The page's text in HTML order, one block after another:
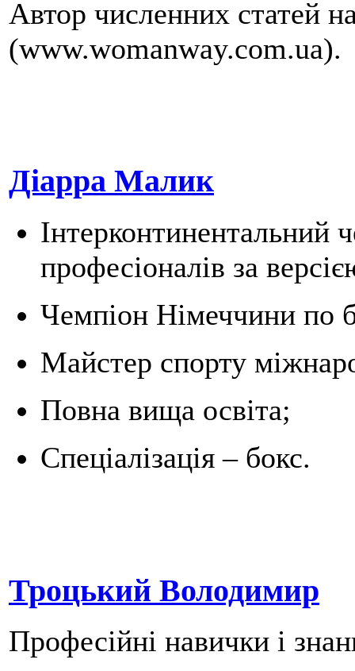
Автор численних статей
(www.womanway.com.ua).
Діарра Малик
Інтерконтинентальний
професіоналів за
Чемпіон Німеччини по
Майстер спорту
Повна вища освіта;
Спеціалізація – бокс.
Троцький Володимир
Професійні навички і